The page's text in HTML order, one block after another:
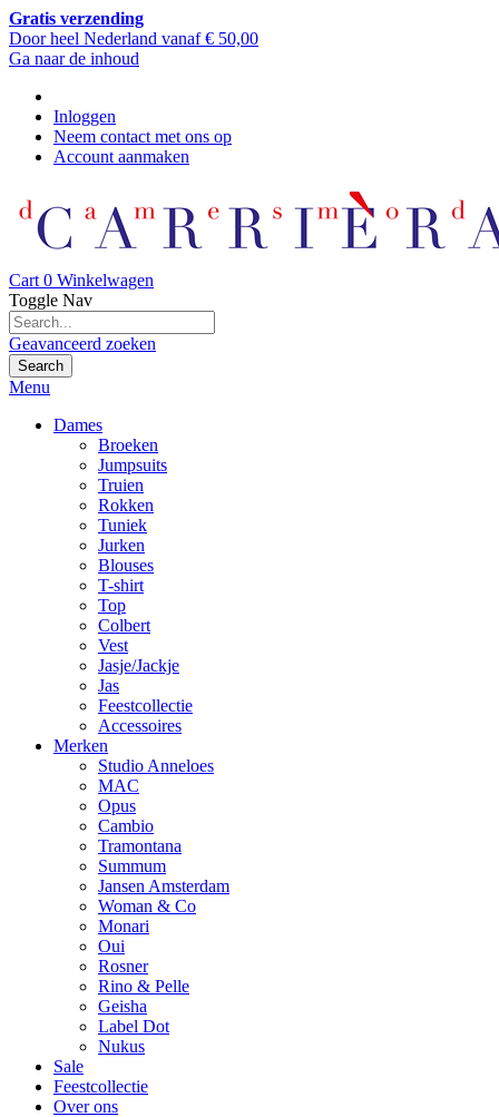
Gratis verzending
Door heel Nederland vanaf € 50,00
Ga naar de inhoud
Inloggen
Neem contact met ons op
Account aanmaken
Cart 0 Winkelwagen
Toggle Nav
Geavanceerd zoeken
Search
Menu
Dames
Broeken
Jumpsuits
Truien
Rokken
Tuniek
Jurken
Blouses
T-shirt
Top
Colbert
Vest
Jasje/Jackje
Jas
Feestcollectie
Accessoires
Merken
Studio Anneloes
MAC
Opus
Cambio
Tramontana
Summum
Jansen Amsterdam
Woman & Co
Monari
Oui
Rosner
Rino & Pelle
Geisha
Label Dot
Nukus
Sale
Feestcollectie
Over ons